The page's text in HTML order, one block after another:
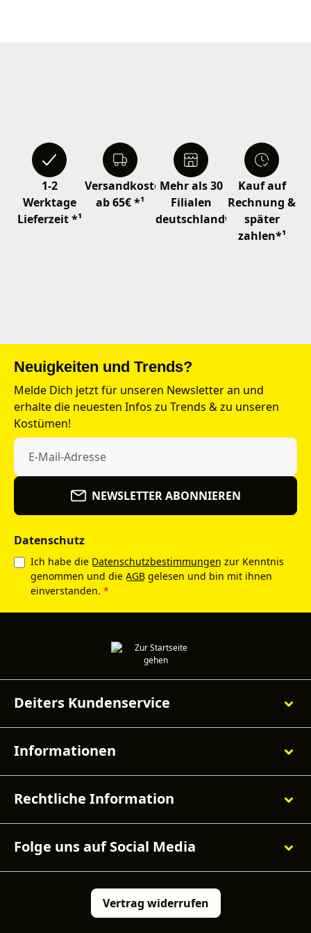
1-2
Werktage
Lieferzeit *¹
Versandkostenfrei
ab 65€ *¹
Mehr als 30
Filialen
deutschlandweit
Kauf auf
Rechnung &
später
zahlen*¹
Neuigkeiten und Trends?
Melde Dich jetzt für unseren Newsletter an und
erhalte die neuesten Infos zu Trends & zu unseren
Kostümen!
NEWSLETTER ABONNIEREN
Datenschutz
Ich habe die Datenschutzbestimmungen zur Kenntnis
genommen und die AGB gelesen und bin mit ihnen
einverstanden. *
Deiters Kundenservice
Informationen
Rechtliche Information
Folge uns auf Social Media
Vertrag widerrufen